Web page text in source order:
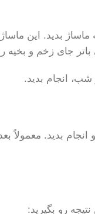
ماساژ بدید. این
جای زخم و بخیه
شب، انجام بدید.
بدید. معمولاً
رو بگیرید: